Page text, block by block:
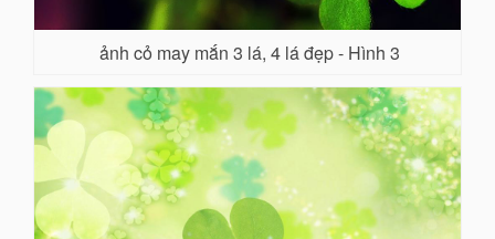
ảnh cỏ may mắn 3 lá, 4 lá đẹp - Hình 3